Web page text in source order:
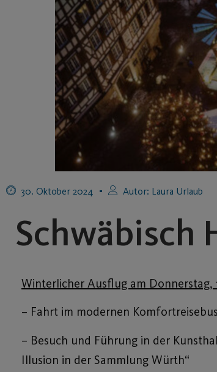
30. Oktober 2024 Autor: Laura Urlaub
Schwäbisch
Winterlicher Ausflug am Donnerstag,
– Fahrt im modernen Komfortreisebus
– Besuch und Führung in der
Illusion in der Sammlung Würth“